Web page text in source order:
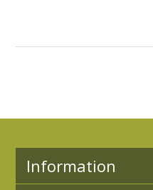
Information